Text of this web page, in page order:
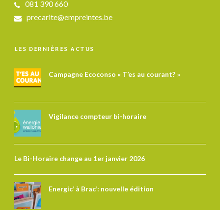
081 390 660
precarite@empreintes.be
LES DERNIÈRES ACTUS
Campagne Ecoconso « T’es au courant? »
Vigilance compteur bi-horaire
Le Bi-Horaire change au 1er janvier 2026
Energic’ à Brac’: nouvelle édition